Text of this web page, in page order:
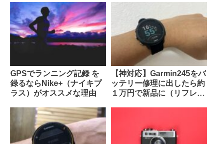
GPSでランニング記録 を
録るならNike+（ナイキプ
ラス）がオススメな理由
【神対応】Garmin245をバ
ッテリー修理に出したら約
１万円で新品に（リフレッ